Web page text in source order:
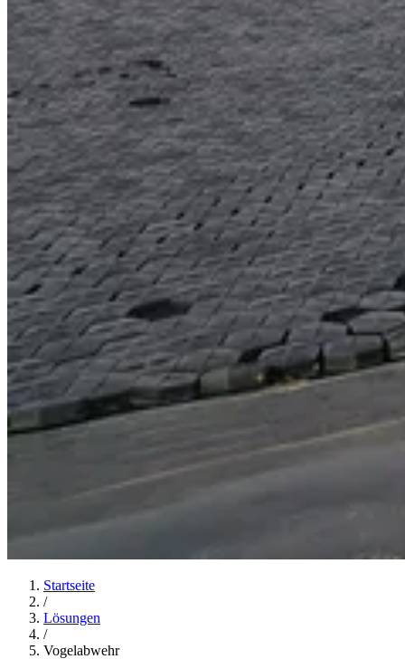
Startseite
/
Lösungen
/
Vogelabwehr